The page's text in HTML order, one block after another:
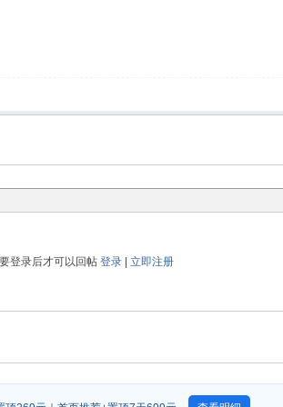
登录后才可以回帖 登录| 立即注册